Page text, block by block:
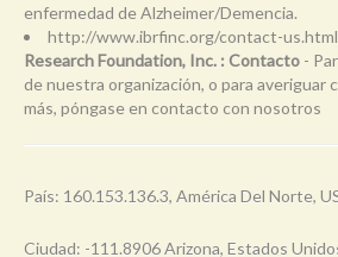
enfermedad de Alzheimer/Demencia.
http://www.ibrfinc.org/contact-us.html
Research Foundation, Inc. : Contacto -
de nuestra organización, o para averiguar
más, póngase en contacto con nosotros
País: 160.153.136.3, América Del Norte,
Ciudad: -111.8906 Arizona, Estados